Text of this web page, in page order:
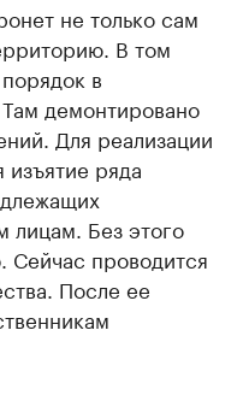
не только сам
В том
в
демонтировано
Для реализации
изъятие ряда
лицам. Без этого
Сейчас проводится
После ее